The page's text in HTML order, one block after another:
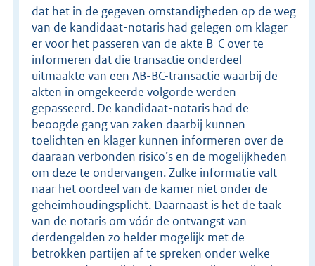
dat het in de gegeven omstandigheden op de weg
van de kandidaat-notaris had gelegen om klager
er voor het passeren van de akte B-C over te
informeren dat die transactie onderdeel
uitmaakte van een AB-BC-transactie waarbij de
akten in omgekeerde volgorde werden
gepasseerd. De kandidaat-notaris had de
beoogde gang van zaken daarbij kunnen
toelichten en klager kunnen informeren over de
daaraan verbonden risico’s en de mogelijkheden
om deze te ondervangen. Zulke informatie valt
naar het oordeel van de kamer niet onder de
geheimhoudingsplicht. Daarnaast is het de taak
van de notaris om vóór de ontvangst van
derdengelden zo helder mogelijk met de
betrokken partijen af te spreken onder welke